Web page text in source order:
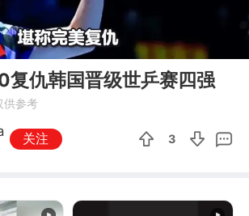
00:29
复仇韩国晋级世乒赛四强
供参考
关注 3